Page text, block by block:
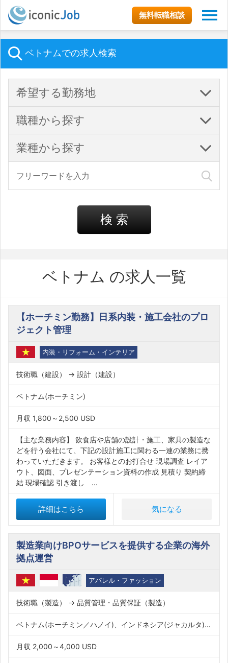
無料転職相談
ベトナムでの求人検索
希望する勤務地
職種から探す
業種から探す
検 索
ベトナム の求人一覧
【ホーチミン勤務】日系内装・施工会社のプロ
ジェクト管理
内装・リフォーム・インテリア
技術職（建設） → 設計（建設）
ベトナム(ホーチミン)
月収 1,800～2,500 USD
【主な業務内容】 飲食店や店舗の設計・施工、家具の製造な
どを行う会社にて、下記の設計施工に関わる一連の業務に携
わっていただきます。 お客様とのお打合せ 現場調査 レイア
ウト、図面、プレゼンテーション資料の作成 見積り 契約締
結 現場確認 引き渡し ...
詳細はこちら 気になる
製造業向けBPOサービスを提供する企業の海外
拠点運営
アパレル・ファッション
技術職（製造） → 品質管理・品質保証（製造）
ベトナム(ホーチミン／ハノイ)、インドネシア(ジャカルタ)、インド、バングラデシュ
月収 2,000～4,000 USD